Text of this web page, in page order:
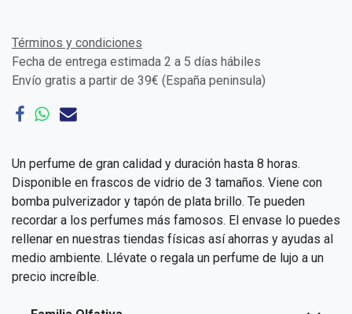
Términos y condiciones
Fecha de entrega estimada 2 a 5 días hábiles
Envío gratis a partir de 39€ (España peninsula)
Un perfume de gran calidad y duración hasta 8 horas.
Disponible en frascos de vidrio de 3 tamaños. Viene con
bomba pulverizador y tapón de plata brillo. Te pueden
recordar a los perfumes más famosos. El envase lo puedes
rellenar en nuestras tiendas físicas así ahorras y ayudas al
medio ambiente. Llévate o regala un perfume de lujo a un
precio increíble.